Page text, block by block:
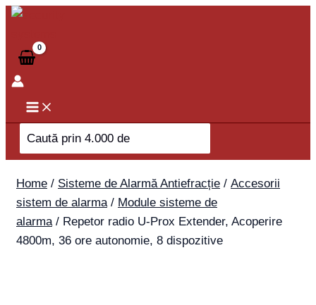
Skip
content
Search
for:
Home / Sisteme de Alarmă Antiefracție / Accesorii
sistem de alarma/ Module sisteme de
alarma/ Repetor radio U-Prox Extender, Acoperire
4800m, 36 ore autonomie, 8 dispozitive